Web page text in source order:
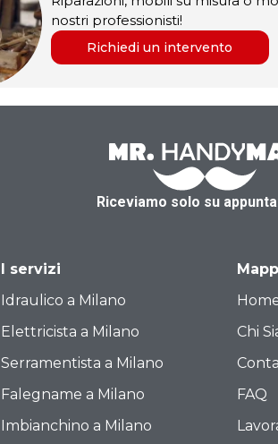
nostri professionisti!
Richiedi un intervento
Riceviamo solo su
I servizi
Idraulico a Milano
Elettricista a Milano
Serramentista a Milano
Falegname a Milano
Imbianchino a Milano
Chi
FAQ